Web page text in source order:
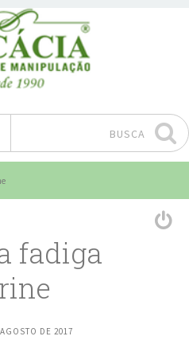
BUSCA
fadiga
DE 2017